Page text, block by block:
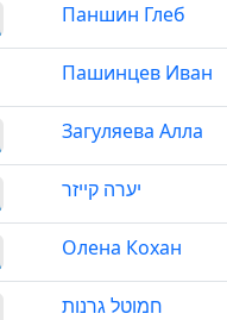
Паншин Глеб
Пашинцев Иван
Загуляева Алла
יערה קייזר
Олена Кохан
חמוטל גרנות